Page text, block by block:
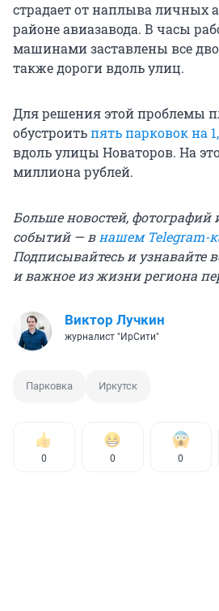
страдает от наплыва личных
районе авиазавода. В часы
машинами заставлены все
также дороги вдоль улиц.
Для решения этой проблемы
обустроитьпять парковок на
вдоль улицы Новаторов. На это
миллиона рублей.
Больше новостей, фотографий
событий — в нашем Telegram-
Подписывайтесь и узнавайте
и важное из жизни региона
Виктор Лучкин
журналист "ИрСити"
Парковка Иркутск
0 0 0